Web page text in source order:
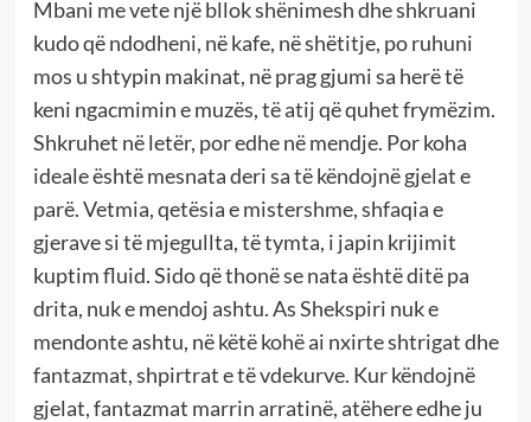
Mbani me vete një bllok shënimesh dhe shkruani
kudo që ndodheni, në kafe, në shëtitje, po ruhuni
mos u shtypin makinat, në prag gjumi sa herë të
keni ngacmimin e muzës, të atij që quhet frymëzim.
Shkruhet në letër, por edhe në mendje. Por koha
ideale është mesnata deri sa të këndojnë gjelat e
parë. Vetmia, qetësia e mistershme, shfaqia e
gjerave si të mjegullta, të tymta, i japin krijimit
kuptim fluid. Sido që thonë se nata është ditë pa
drita, nuk e mendoj ashtu. As Shekspiri nuk e
mendonte ashtu, në këtë kohë ai nxirte shtrigat dhe
fantazmat, shpirtrat e të vdekurve. Kur këndojnë
gjelat, fantazmat marrin arratinë, atëhere edhe ju